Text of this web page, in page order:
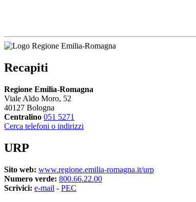
Recapiti
Regione Emilia-Romagna
Viale Aldo Moro, 52
40127 Bologna
Centralino 051 5271
Cerca telefoni o indirizzi
URP
Sito web: www.regione.emilia-romagna.it/urp
Numero verde: 800.66.22.00
Scrivici: e-mail - PEC